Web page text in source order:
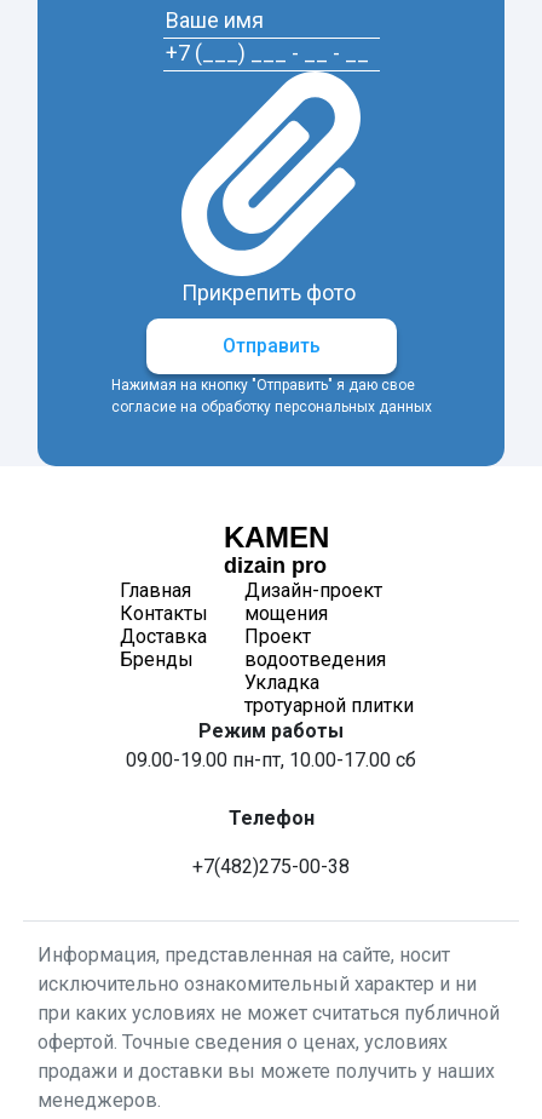
Прикрепить фото
Отправить
Нажимая на кнопку "Отправить" я даю свое
согласие на обработку персональных данных
KAMEN
dizain pro
Главная
Контакты
Доставка
Бренды
Дизайн-проект
мощения
Проект
водоотведения
Укладка
тротуарной плитки
Режим работы
09.00-19.00 пн-пт, 10.00-17.00 сб
Телефон
+7(482)275-00-38
Информация, представленная на сайте, носит
исключительно ознакомительный характер и ни
при каких условиях не может считаться публичной
офертой. Точные сведения о ценах, условиях
продажи и доставки вы можете получить у наших
менеджеров.